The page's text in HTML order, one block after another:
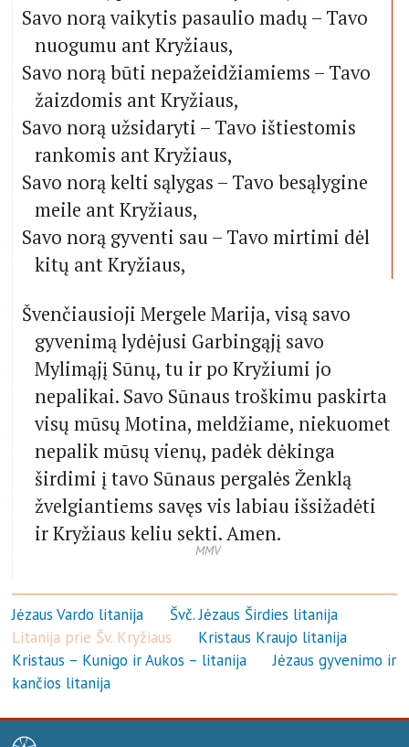
Savo norą vaikytis pasaulio madų – Tavo
nuogumu ant Kryžiaus,
Savo norą būti nepažeidžiamiems – Tavo
žaizdomis ant Kryžiaus,
Savo norą užsidaryti – Tavo ištiestomis
rankomis ant Kryžiaus,
Savo norą kelti sąlygas – Tavo besąlygine
meile ant Kryžiaus,
Savo norą gyventi sau – Tavo mirtimi dėl
kitų ant Kryžiaus,
Švenčiausioji Mergele Marija, visą savo
gyvenimą lydėjusi Garbingąjį savo
Mylimąjį Sūnų, tu ir po Kryžiumi jo
nepalikai. Savo Sūnaus troškimu paskirta
visų mūsų Motina, meldžiame, niekuomet
nepalik mūsų vienų, padėk dėkinga
širdimi į tavo Sūnaus pergalės Ženklą
žvelgiantiems savęs vis labiau išsižadėti
ir Kryžiaus keliu sekti. Amen.
MMV
Jėzaus Vardo litanija
Švč. Jėzaus Širdies litanija
Litanija prie Šv. Kryžiaus
Kristaus Kraujo litanija
Kristaus – Kunigo ir Aukos – litanija
Jėzaus gyvenimo ir
kančios litanija